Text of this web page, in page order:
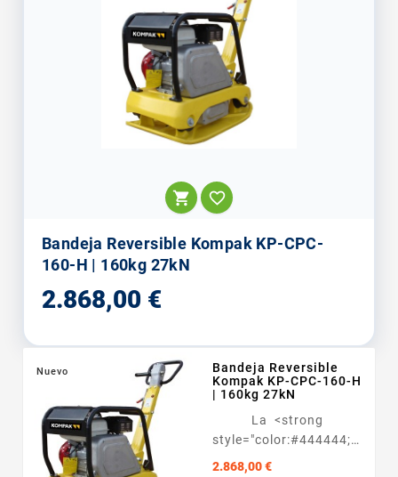
 
Bandeja Reversible Kompak KP-CPC-
160-H | 160kg 27kN
2.868,00 €Precio
Nuevo
Bandeja Reversible
Kompak KP-CPC-160-H
| 160kg 27kN
La <strong
style="color:#444444;font-
family:'open sans',...
2.868,00 €Precio